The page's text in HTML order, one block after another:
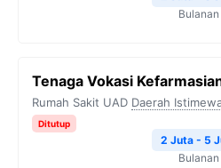
Bulanan
Tenaga Vokasi
Rumah Sakit UAD Daerah
Ditutup
2 Juta - 5
Bulanan